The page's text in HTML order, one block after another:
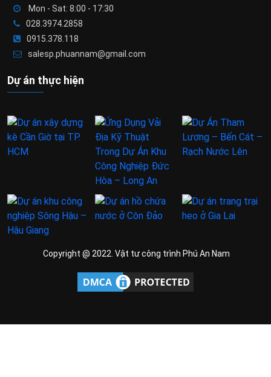
Mon - Sat: 8:00 - 17:30
028.3974.2858
0915.378.118
salesp.phuannam@gmail.com
Dự án thực hiện
Copyright @ 2022. Vật tư công trình Phú An Nam